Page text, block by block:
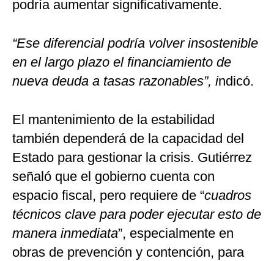
podría aumentar significativamente.
“Ese diferencial podría volver insostenible
en el largo plazo el financiamiento de
nueva deuda a tasas razonables”, indicó.
El mantenimiento de la estabilidad
también dependerá de la capacidad del
Estado para gestionar la crisis. Gutiérrez
señaló que el gobierno cuenta con
espacio fiscal, pero requiere de “cuadros
técnicos clave para poder ejecutar esto de
manera inmediata”, especialmente en
obras de prevención y contención, para